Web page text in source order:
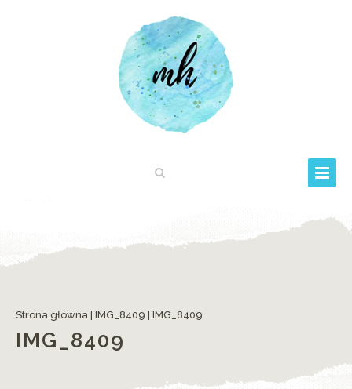
Strona główna IMG_8409 IMG_8409
IMG_8409